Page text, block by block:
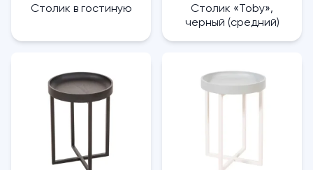
Столик в гостиную
Столик «Toby»,
черный (средний)